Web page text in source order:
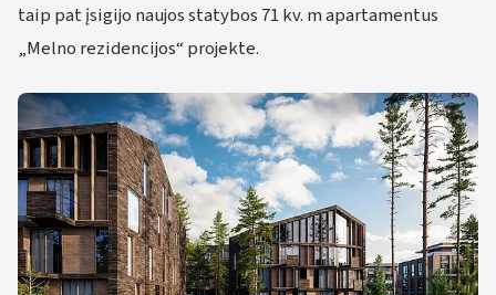
taip pat įsigijo naujos statybos 71 kv. m apartamentus
„Melno rezidencijos“ projekte.